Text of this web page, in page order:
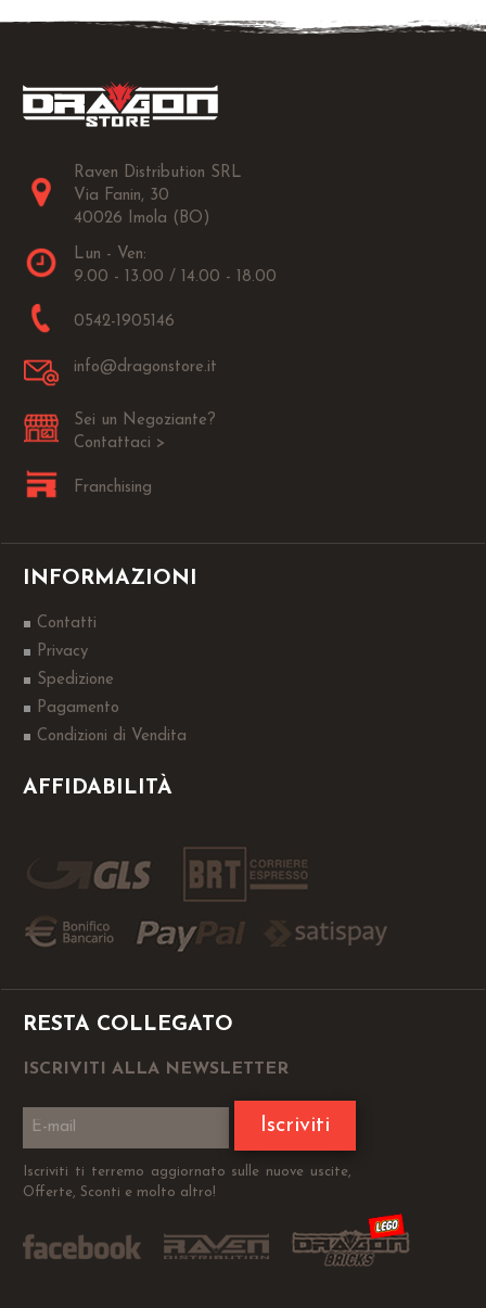
Raven Distribution SRL
Via Fanin, 30
40026 Imola (BO)
Lun - Ven:
9.00 - 13.00 / 14.00 - 18.00
0542-1905146
info@dragonstore.it
Sei un Negoziante?
Contattaci >
Franchising
INFORMAZIONI
Contatti
Privacy
Spedizione
Pagamento
Condizioni di Vendita
AFFIDABILITÀ
RESTA COLLEGATO
ISCRIVITI ALLA NEWSLETTER
Iscriviti
Iscriviti ti terremo aggiornato sulle nuove uscite,
Offerte, Sconti e molto altro!